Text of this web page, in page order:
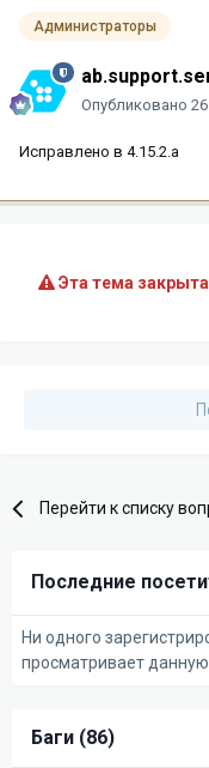
Администраторы
Опубликовано
Исправлено в 4.15.2.a
Эта тема
Перейти к списку
Последние
Ни одного
просматривает
Баги (86)